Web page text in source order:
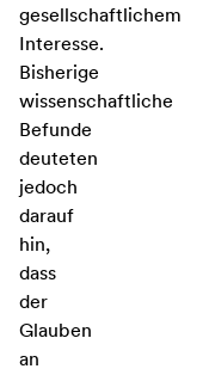
gesellschaftlichem
Interesse.
Bisherige
wissenschaftliche
Befunde
deuteten
jedoch
darauf
hin,
dass
der
Glauben
an